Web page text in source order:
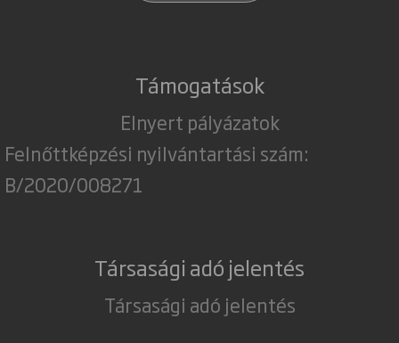
Támogatások
Elnyert pályázatok
Felnőttképzési nyilvántartási szám:
B/2020/008271
Társasági adó jelentés
Társasági adó jelentés